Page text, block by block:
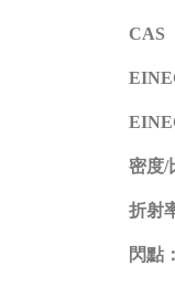
CAS
密度/
折射
閃點：